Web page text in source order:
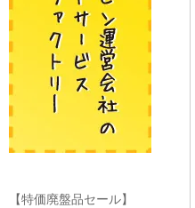
【特価廃盤品セール】